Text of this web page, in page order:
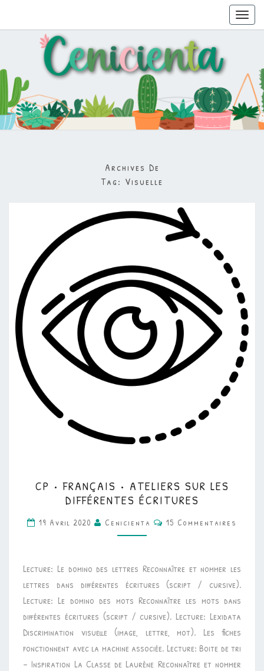
Archives De
Tag: Visuelle
•
FRANÇAIS
•
ATELIERS
LES
DIFFÉRENTES
ÉCRITURES
CP • FRANÇAIS • ATELIERS SUR LES
DIFFÉRENTES ÉCRITURES
19 Avril 2020 Cenicienta Commentaires
15 Commentaires
Lecture: Le domino des lettres Reconnaître et nommer les
lettres dans différentes écritures (script / cursive).
Lecture: Le domino des mots Reconnaître les mots dans
différentes écritures (script / cursive). Lecture: Lexidata
Discrimination visuelle (image, lettre, mot). Les fiches
fonctionnent avec la machine associée. Lecture: Boite de tri
– Inspiration La Classe de Laurène Reconnaître et nommer